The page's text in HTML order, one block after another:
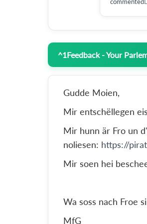
^1Feedback - Your
Gudde Moien,
Mir entschëllegen
Mir hunn är Fro un
noliesen: https://
Mir soen hei
Wa soss nach Froe
MfG